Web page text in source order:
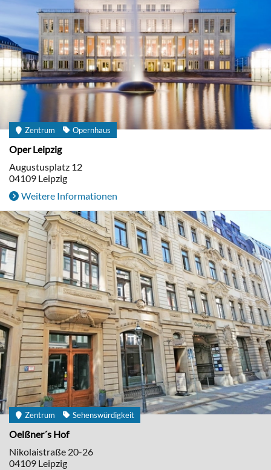
Zentrum Opernhaus
Oper Leipzig
Augustusplatz 12
04109 Leipzig
Weitere Informationen
Zentrum Sehenswürdigkeit
Oelßner´s Hof
Nikolaistraße 20-26
04109 Leipzig